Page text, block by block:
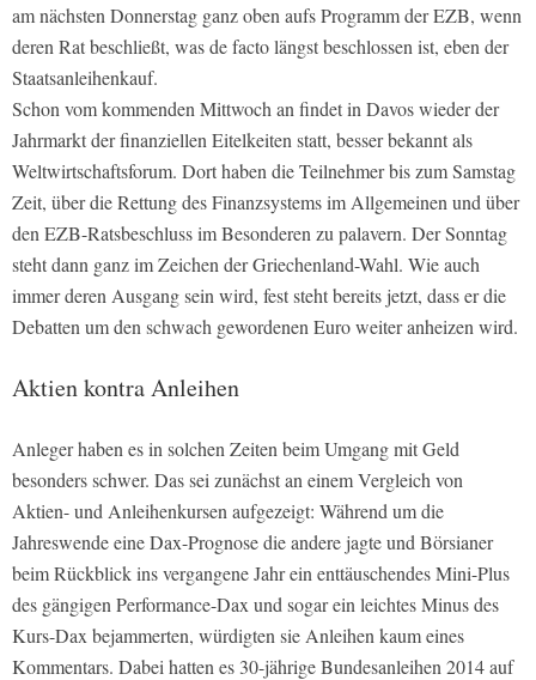
am nächsten Donnerstag ganz oben aufs Programm der EZB, wenn
deren Rat beschließt, was de facto längst beschlossen ist, eben der
Staatsanleihenkauf.
Schon vom kommenden Mittwoch an findet in Davos wieder der
Jahrmarkt der finanziellen Eitelkeiten statt, besser bekannt als
Weltwirtschaftsforum. Dort haben die Teilnehmer bis zum Samstag
Zeit, über die Rettung des Finanzsystems im Allgemeinen und über
den EZB-Ratsbeschluss im Besonderen zu palavern. Der Sonntag
steht dann ganz im Zeichen der Griechenland-Wahl. Wie auch
immer deren Ausgang sein wird, fest steht bereits jetzt, dass er die
Debatten um den schwach gewordenen Euro weiter anheizen wird.
Aktien kontra Anleihen
Anleger haben es in solchen Zeiten beim Umgang mit Geld
besonders schwer. Das sei zunächst an einem Vergleich von
Aktien- und Anleihenkursen aufgezeigt: Während um die
Jahreswende eine Dax-Prognose die andere jagte und Börsianer
beim Rückblick ins vergangene Jahr ein enttäuschendes Mini-Plus
des gängigen Performance-Dax und sogar ein leichtes Minus des
Kurs-Dax bejammerten, würdigten sie Anleihen kaum eines
Kommentars. Dabei hatten es 30-jährige Bundesanleihen 2014 auf